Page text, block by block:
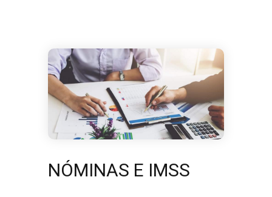
NÓMINAS E IMSS